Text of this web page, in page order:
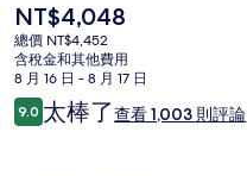
目
前
的
價
格
是
NT$4,048
總價 NT$4,452
含稅金和其他費用
8 月 16 日 - 8 月 17 日
評
論
9.09.0 分，滿分 10 分，
太棒了查看 1,003 則評論